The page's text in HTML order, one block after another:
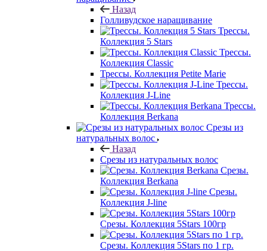
Назад
Голливудское наращивание
Трессы.
Коллекция 5 Stars
Трессы.
Коллекция Classic
Трессы. Коллекция Petite Marie
Трессы.
Коллекция J-Line
Трессы.
Коллекция Berkana
Срезы из
натуральных волос
Назад
Срезы из натуральных волос
Срезы.
Коллекция Berkana
Срезы.
Коллекция J-line
Срезы. Коллекция 5Stars 100гр
Срезы. Коллекция 5Stars по 1 гр.